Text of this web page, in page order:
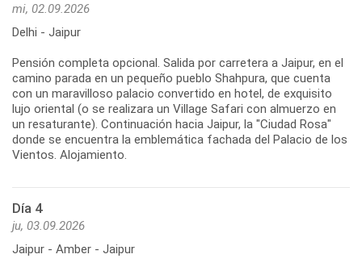
mi, 02.09.2026
Delhi - Jaipur
Pensión completa opcional. Salida por carretera a Jaipur, en el
camino parada en un pequeño pueblo Shahpura, que cuenta
con un maravilloso palacio convertido en hotel, de exquisito
lujo oriental (o se realizara un Village Safari con almuerzo en
un resaturante). Continuación hacia Jaipur, la "Ciudad Rosa"
donde se encuentra la emblemática fachada del Palacio de los
Vientos. Alojamiento.
Día 4
ju, 03.09.2026
Jaipur - Amber - Jaipur